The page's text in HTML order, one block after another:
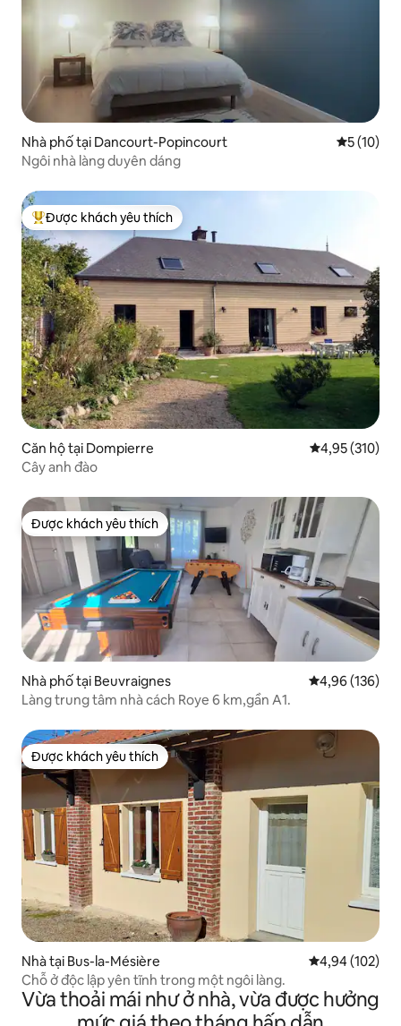
Nhà phố tại Dancourt-Popincourt Xếp hạng
5 (10)
Ngôi nhà làng duyên dáng
Được khách yêu thích nhất
Được khách yêu thích
Căn hộ tại Dompierre Xếp hạng
4,95 (310)
Cây anh đào
Được khách yêu thích
Được khách yêu thích
Nhà phố tại Beuvraignes Xếp hạng
4,96 (136)
Làng trung tâm nhà cách Roye 6 km,gần A1.
Được khách yêu thích
Được khách yêu thích
Nhà tại Bus-la-Mésière Xếp hạng
4,94 (102)
Chỗ ở độc lập yên tĩnh trong một ngôi làng.
Vừa thoải mái như ở nhà, vừa được hưởng